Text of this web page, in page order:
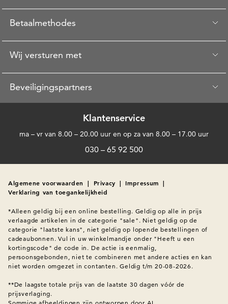
Betaalmethodes
Wij versturen met
Beveiligingspartners
Klantenservice
ma – vr van 8.00 – 20.00 uur en op za van 8.00 – 17.00 uur
030 – 65 92 500
Algemene voorwaarden | Privacy | Impressum |
Verklaring van toegankelijkheid
*Alleen geldig bij een online bestelling. Geldig op alle in prijs
verlaagde artikelen in de categorie "sale". Niet geldig op de
categorie "laatste kans", niet geldig op lopende bestellingen of
cadeaubonnen. Vul in uw winkelmandje onder "Heeft u een
kortingscode" de code in. De actie is eenmalig,
persoonsgebonden, niet te combineren met andere acties en kan
niet worden omgezet in contanten. Geldig t/m 20-08-2026.
**De laagste totale prijs van de laatste 30 dagen vóór de